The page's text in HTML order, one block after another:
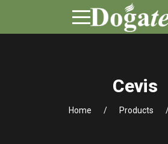
Cevis
Home Products